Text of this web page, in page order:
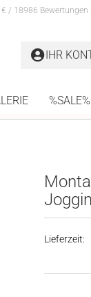
/ 18986 Bewertungen
IHR
%SALE%
Lieferzeit: